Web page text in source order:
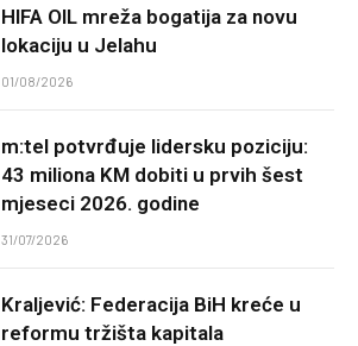
HIFA OIL mreža bogatija za novu
lokaciju u Jelahu
01/08/2026
m:tel potvrđuje lidersku poziciju:
43 miliona KM dobiti u prvih šest
mjeseci 2026. godine
31/07/2026
Kraljević: Federacija BiH kreće u
reformu tržišta kapitala